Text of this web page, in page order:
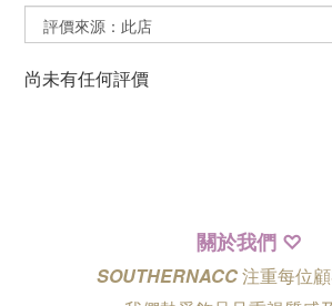
尚未有任何評價
關於我們 ♡
SOUTHERNACC注重每位